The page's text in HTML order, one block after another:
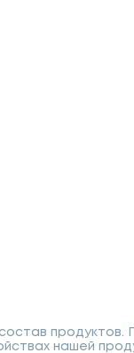
продуктов.
нашей